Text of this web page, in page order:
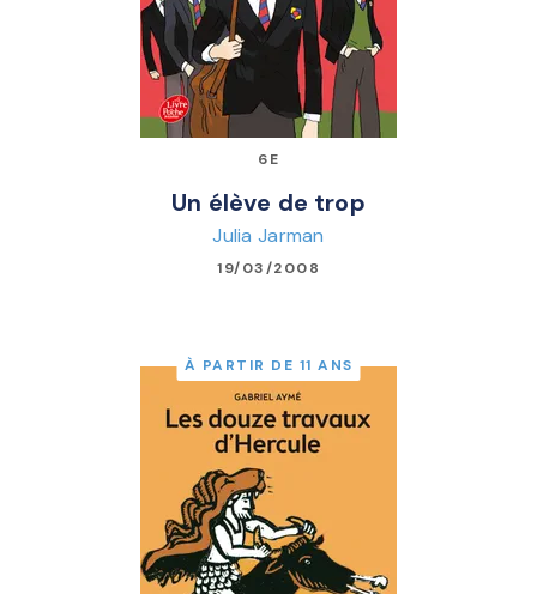
6E
Un élève de trop
Julia Jarman
19/03/2008
À PARTIR DE 11 ANS